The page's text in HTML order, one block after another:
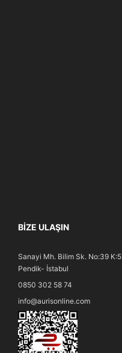
BIZE ULAŞIN
Sanayi Mh. Bilim Sk. No:39 K:5
Pendik- İstabul
0850 302 58 74
info@aurisonline.com